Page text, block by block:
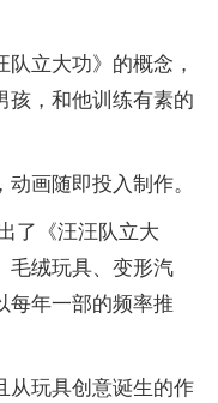
立大功》的概念，
孩，和他训练有素的
画随即投入制作。
了《汪汪队立大
毛绒玩具、变形汽
每年一部的频率推
从玩具创意诞生的作